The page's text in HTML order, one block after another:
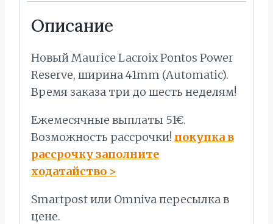
Описание
Новый Maurice Lacroix Pontos Power
Reserve, ширина 41mm (Automatic).
Время заказа три до шесть неделям!
Ежемесячные выплаты 51€.
Bозможность рассрочки! покупка в
рассрочку заполните
ходатайство >
Smartpost или Omniva пересылка в
цене.